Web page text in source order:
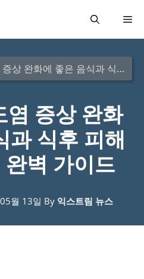
메
좋은 음식과 식후 피해야 할 자세 완벽 가이드
염 증상 완화
과 식후 피해
벽 가이드
월 13일 By 익스트림 뉴스